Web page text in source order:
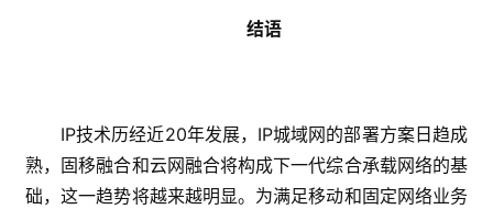
结语
IP技术历经近20年发展，IP城域网的部署方案日趋成
熟，固移融合和云网融合将构成下一代综合承载网络的基
础，这一趋势将越来越明显。为满足移动和固定网络业务